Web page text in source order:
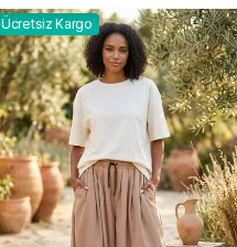
Ücretsiz Kargo